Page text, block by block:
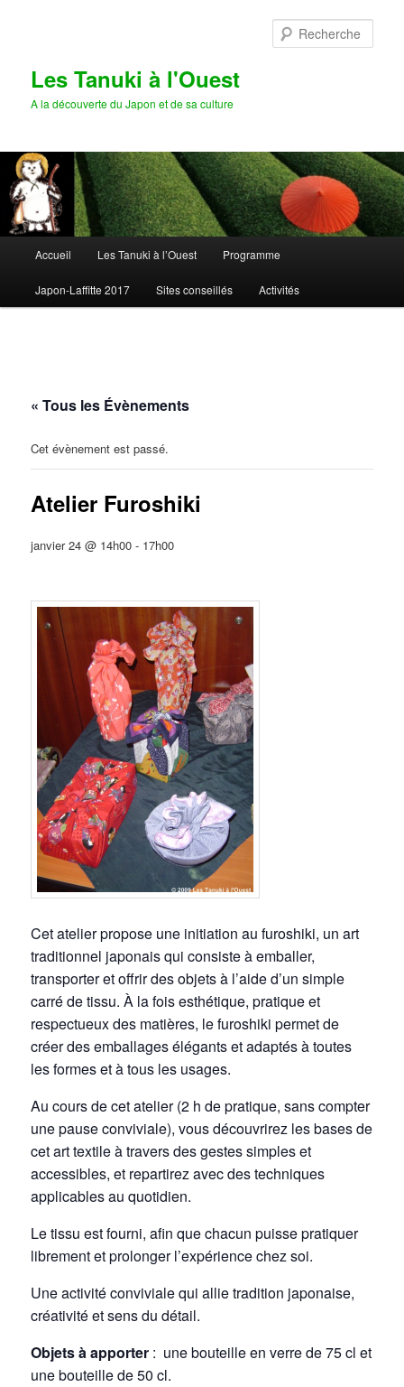
Les Tanuki à l'Ouest
A la découverte du Japon et de sa culture
principal
Accueil Les Tanuki à l’Ouest Programme
Japon-Laffitte 2017 Sites conseillés Activités
« Tous les Évènements
Cet évènement est passé.
Atelier Furoshiki
janvier 24 @ 14h00 - 17h00
Cet atelier propose une initiation au furoshiki, un art
traditionnel japonais qui consiste à emballer,
transporter et offrir des objets à l’aide d’un simple
carré de tissu. À la fois esthétique, pratique et
respectueux des matières, le furoshiki permet de
créer des emballages élégants et adaptés à toutes
les formes et à tous les usages.
Au cours de cet atelier (2 h de pratique, sans compter
une pause conviviale), vous découvrirez les bases de
cet art textile à travers des gestes simples et
accessibles, et repartirez avec des techniques
applicables au quotidien.
Le tissu est fourni, afin que chacun puisse pratiquer
librement et prolonger l’expérience chez soi.
Une activité conviviale qui allie tradition japonaise,
créativité et sens du détail.
Objets à apporter : une bouteille en verre de 75 cl et
une bouteille de 50 cl.